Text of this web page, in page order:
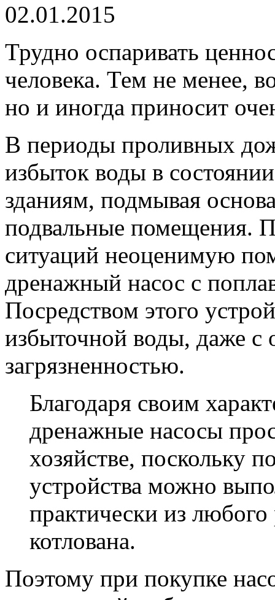
02.01.2015
Трудно оспаривать
человека. Тем не менее,
но и иногда приносит
В периоды проливных
избыток воды в
зданиям, подмывая
подвальные помещения.
ситуаций неоценимую
дренажный насос с
Посредством этого
избыточной воды, даже с
загрязненностью.
Благодаря своим
дренажные насосы
хозяйстве, поскольку
устройства можно
практически из любого
котлована.
Поэтому при покупке